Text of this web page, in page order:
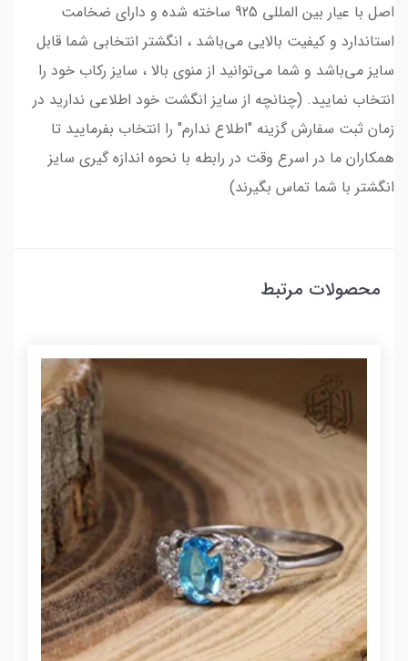
اصل با عیار بین المللی 925 ساخته شده و دارای ضخامت
استاندارد و کیفیت بالایی می‌باشد ، انگشتر انتخابی شما قابل
سایز می‌باشد و شما می‌توانید از منوی بالا ، سایز رکاب خود را
انتخاب نمایید. (چنانچه از سایز انگشت خود اطلاعی ندارید در
زمان ثبت سفارش گزینه "اطلاع ندارم" را انتخاب بفرمایید تا
همکاران ما در اسرع وقت در رابطه با نحوه اندازه گیری سایز
انگشتر با شما تماس بگیرند)
محصولات مرتبط